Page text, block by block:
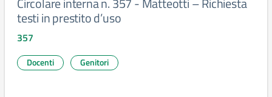
testi in prestito d’uso
357
Docenti Genitori